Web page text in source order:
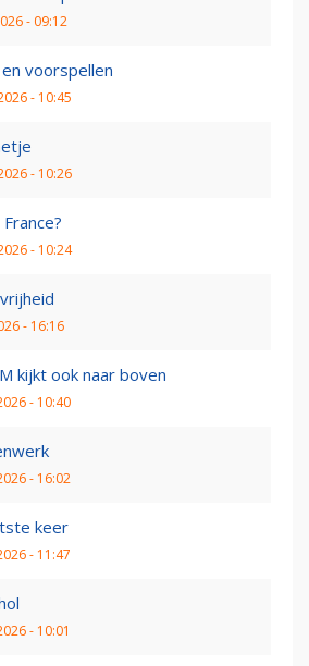
- 09:12
voorspellen
- 10:45
- 10:26
- 10:24
- 16:16
kijkt ook naar boven
- 10:40
- 16:02
keer
- 11:47
- 10:01